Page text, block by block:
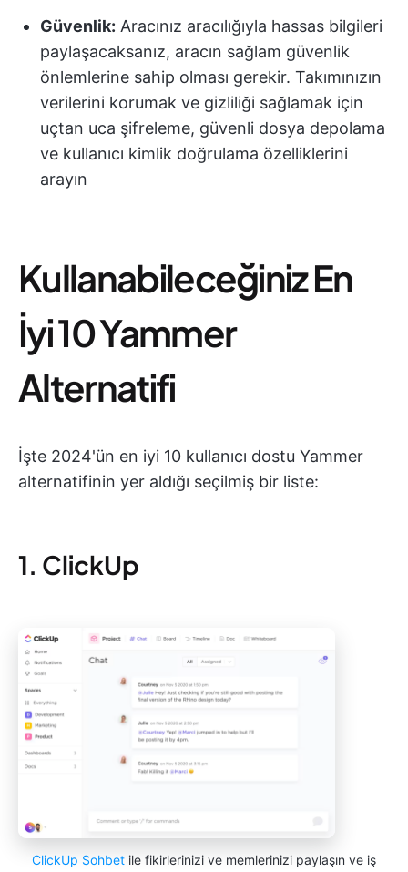
Güvenlik: Aracınız aracılığıyla hassas bilgileri
paylaşacaksanız, aracın sağlam güvenlik
önlemlerine sahip olması gerekir. Takımınızın
verilerini korumak ve gizliliği sağlamak için
uçtan uca şifreleme, güvenli dosya depolama
ve kullanıcı kimlik doğrulama özelliklerini
arayın
Kullanabileceğiniz En
İyi 10 Yammer
Alternatifi
İşte 2024'ün en iyi 10 kullanıcı dostu Yammer
alternatifinin yer aldığı seçilmiş bir liste:
1. ClickUp
ClickUp Sohbet ile fikirlerinizi ve memlerinizi paylaşın ve iş